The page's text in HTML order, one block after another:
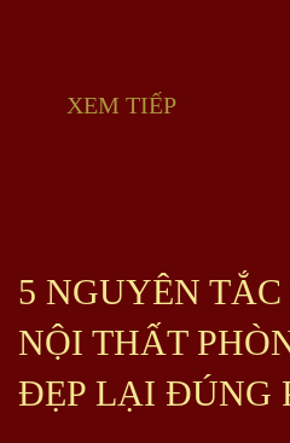
XEM TIẾP
5 NGUYÊN
NỘI THẤT
ĐẸP LẠI ĐÚNG